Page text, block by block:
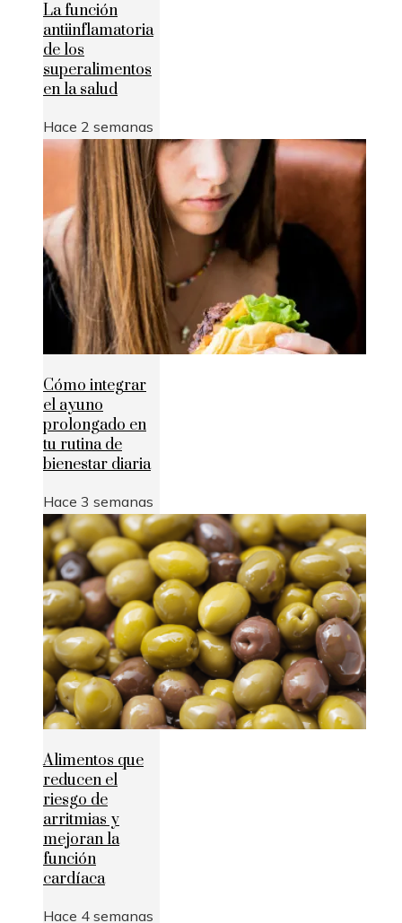
La función
antiinflamatoria
de los
superalimentos
en la salud
Hace 2 semanas
Cómo integrar
el ayuno
prolongado en
tu rutina de
bienestar diaria
Hace 3 semanas
Alimentos que
reducen el
riesgo de
arritmias y
mejoran la
función
cardíaca
Hace 4 semanas